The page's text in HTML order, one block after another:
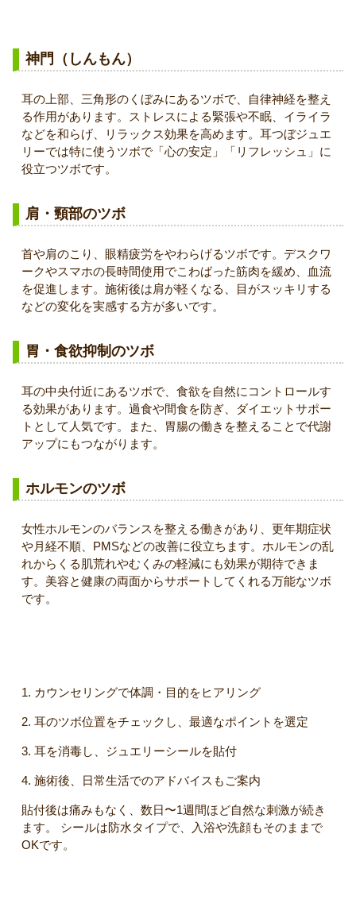
神門（しんもん）
耳の上部、三角形のくぼみにあるツボで、自律神経を整え
る作用があります。ストレスによる緊張や不眠、イライラ
などを和らげ、リラックス効果を高めます。耳つぼジュエ
リーでは特に使うツボで「心の安定」「リフレッシュ」に
役立つツボです。
肩・頸部のツボ
首や肩のこり、眼精疲労をやわらげるツボです。デスクワ
ークやスマホの長時間使用でこわばった筋肉を緩め、血流
を促進します。施術後は肩が軽くなる、目がスッキリする
などの変化を実感する方が多いです。
胃・食欲抑制のツボ
耳の中央付近にあるツボで、食欲を自然にコントロールす
る効果があります。過食や間食を防ぎ、ダイエットサポー
トとして人気です。また、胃腸の働きを整えることで代謝
アップにもつながります。
ホルモンのツボ
女性ホルモンのバランスを整える働きがあり、更年期症状
や月経不順、PMSなどの改善に役立ちます。ホルモンの乱
れからくる肌荒れやむくみの軽減にも効果が期待できま
す。美容と健康の両面からサポートしてくれる万能なツボ
です。
1. カウンセリングで体調・目的をヒアリング
2. 耳のツボ位置をチェックし、最適なポイントを選定
3. 耳を消毒し、ジュエリーシールを貼付
4. 施術後、日常生活でのアドバイスもご案内
貼付後は痛みもなく、数日〜1週間ほど自然な刺激が続き
ます。 シールは防水タイプで、入浴や洗顔もそのままで
OKです。